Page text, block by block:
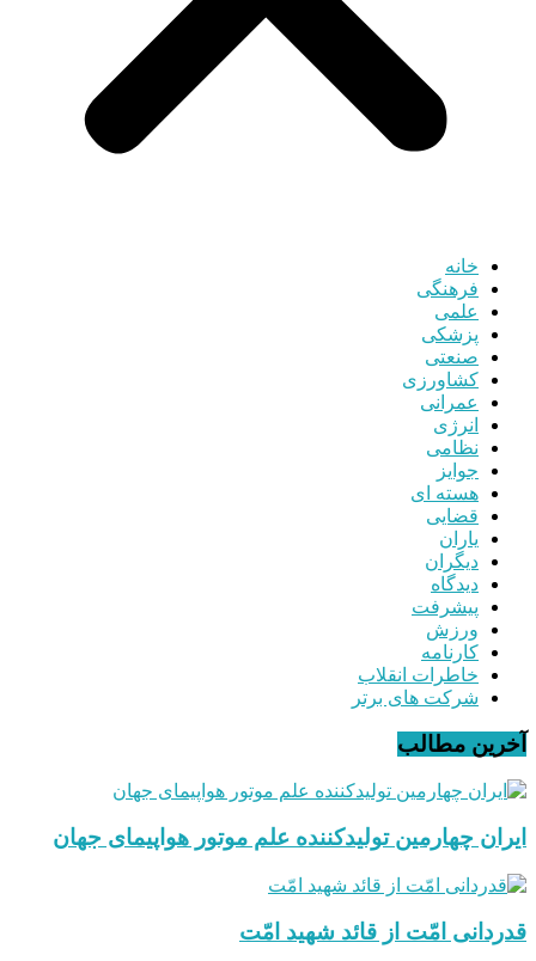
خانه
فرهنگی
علمی
پزشکی
صنعتی
کشاورزی
عمرانی
انرژی
نظامی
جوایز
هسته ای
قضایی
یاران
دیگران
دیدگاه
پیشرفت
ورزش
کارنامه
خاطرات انقلاب
شرکت های برتر
آخرین مطالب
ایران چهارمین تولیدکننده علم موتور هواپیمای جهان
قدردانی امّت از قائد شهید امّت